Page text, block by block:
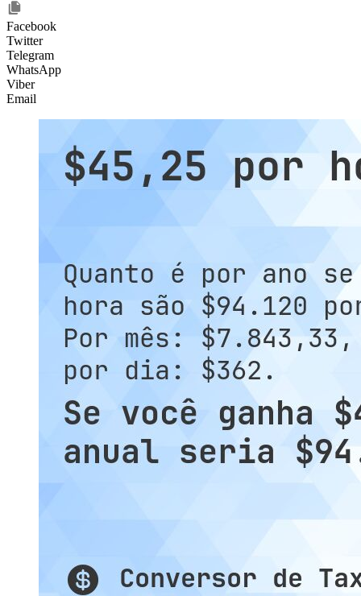
Facebook
Twitter
Telegram
WhatsApp
Viber
Email